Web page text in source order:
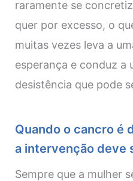
raramente se
quer por excesso, o
muitas vezes leva a
esperança e conduz a
desistência que pode
Quando o cancro é
a intervenção deve
Sempre que a mulher